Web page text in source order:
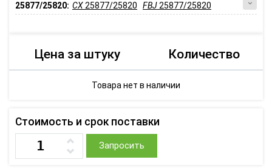
25877/25820: CX25877/25820 FBJ25877/25820
Цена за штуку Количество
Товара нет в наличии
Стоимость и срок поставки
Запросить